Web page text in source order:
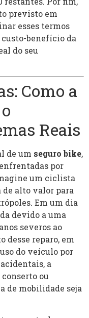
previsto em
esses termos
benefício da
do seu
Como a
Reais
de um seguro bike,
por
um ciclista
alto valor para
Em um dia
devido a uma
severos ao
desse reparo, em
do veículo por
a
conserto ou
de mobilidade seja